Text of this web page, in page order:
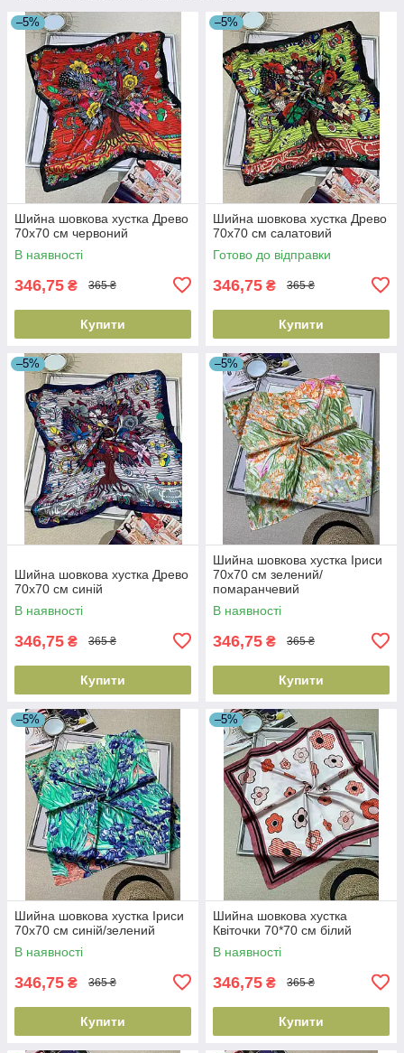
–5%
Шийна шовкова хустка Древо
70х70 см червоний
В наявності
346,75 ₴ 365 ₴
Купити
–5%
Шийна шовкова хустка Древо
70х70 см салатовий
Готово до відправки
346,75 ₴ 365 ₴
Купити
–5%
Шийна шовкова хустка Древо
70х70 см синій
В наявності
346,75 ₴ 365 ₴
Купити
–5%
Шийна шовкова хустка Іриси
70х70 см зелений/
помаранчевий
В наявності
346,75 ₴ 365 ₴
Купити
–5%
Шийна шовкова хустка Іриси
70х70 см синій/зелений
В наявності
346,75 ₴ 365 ₴
Купити
–5%
Шийна шовкова хустка
Квіточки 70*70 см білий
В наявності
346,75 ₴ 365 ₴
Купити